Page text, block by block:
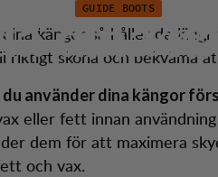
GUIDE BOOTS
dina
dina kängor så håller de
riktigt sköna och bekväma
du använder dina kängor
eller fett innan
dem för att maximera
och vax.